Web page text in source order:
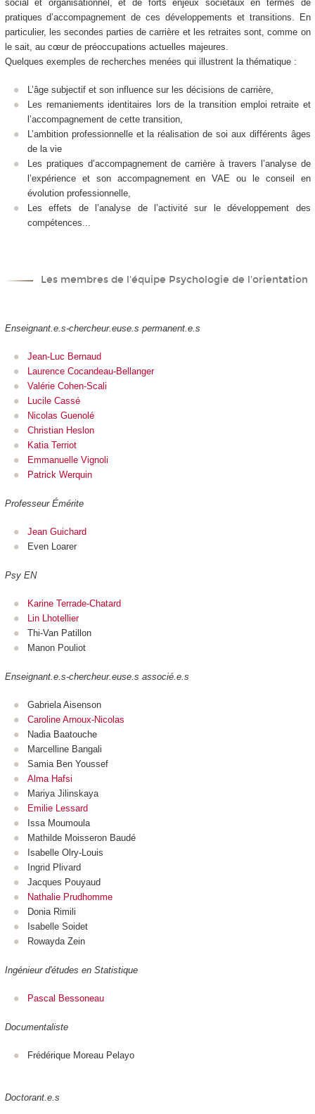
social et organisationnel, et de forts enjeux sociétaux en termes de
pratiques d’accompagnement de ces développements et transitions. En
particulier, les secondes parties de carrière et les retraites sont, comme on
le sait, au cœur de préoccupations actuelles majeures.
Quelques exemples de recherches menées qui illustrent la thématique :
L’âge subjectif et son influence sur les décisions de carrière,
Les remaniements identitaires lors de la transition emploi retraite et
l’accompagnement de cette transition,
L’ambition professionnelle et la réalisation de soi aux différents âges
de la vie
Les pratiques d’accompagnement de carrière à travers l’analyse de
l’expérience et son accompagnement en VAE ou le conseil en
évolution professionnelle,
Les effets de l’analyse de l’activité sur le développement des
compétences...
Les membres de l'équipe Psychologie de l'orientation
Enseignant.e.s-chercheur.euse.s permanent.e.s
Jean-Luc Bernaud
Laurence Cocandeau-Bellanger
Valérie Cohen-Scali
Lucile Cassé
Nicolas Guenolé
Christian Heslon
Katia Terriot
Emmanuelle Vignoli
Patrick Werquin
Professeur Émérite
Jean Guichard
Even Loarer
Psy EN
Karine Terrade-Chatard
Lin Lhotellier
Thi-Van Patillon
Manon Pouliot
Enseignant.e.s-chercheur.euse.s associé.e.s
Gabriela Aisenson
Caroline Arnoux-Nicolas
Nadia Baatouche
Marcelline Bangali
Samia Ben Youssef
Alma Hafsi
Mariya Jilinskaya
Emilie Lessard
Issa Moumoula
Mathilde Moisseron Baudé
Isabelle Olry-Louis
Ingrid Plivard
Jacques Pouyaud
Nathalie Prudhomme
Donia Rimili
Isabelle Soidet
Rowayda Zein
Ingénieur d'études en Statistique
Pascal Bessoneau
Documentaliste
Frédérique Moreau Pelayo
Doctorant.e.s